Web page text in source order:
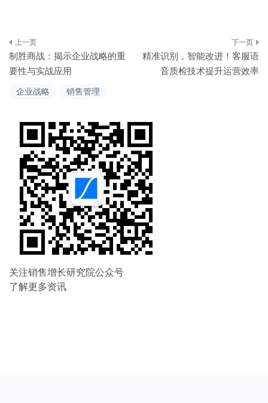
企业战略 销售管理
文
章
导
航
制胜商战：揭示企业战略的重
要性与实战应用
精准识别，智能改进！客服语
音质检技术提升运营效率
关注销售增长研究院公众号
了解更多资讯